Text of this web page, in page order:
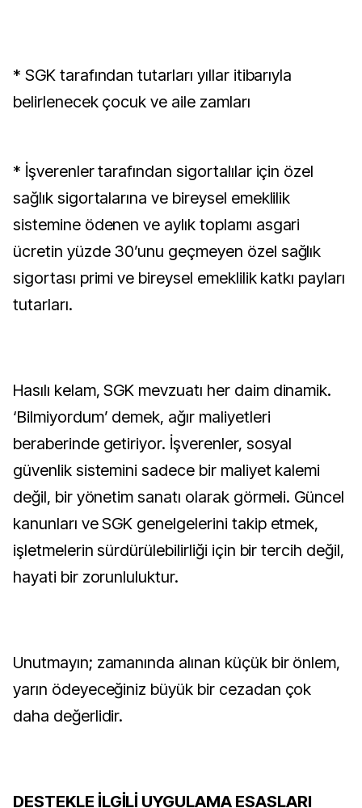
* SGK tarafından tutarları yıllar itibarıyla
belirlenecek çocuk ve aile zamları
* İşverenler tarafından sigortalılar için özel
sağlık sigortalarına ve bireysel emeklilik
sistemine ödenen ve aylık toplamı asgari
ücretin yüzde 30’unu geçmeyen özel sağlık
sigortası primi ve bireysel emeklilik katkı payları
tutarları.
Hasılı kelam, SGK mevzuatı her daim dinamik.
‘Bilmiyordum’ demek, ağır maliyetleri
beraberinde getiriyor. İşverenler, sosyal
güvenlik sistemini sadece bir maliyet kalemi
değil, bir yönetim sanatı olarak görmeli. Güncel
kanunları ve SGK genelgelerini takip etmek,
işletmelerin sürdürülebilirliği için bir tercih değil,
hayati bir zorunluluktur.
Unutmayın; zamanında alınan küçük bir önlem,
yarın ödeyeceğiniz büyük bir cezadan çok
daha değerlidir.
DESTEKLE İLGİLİ UYGULAMA ESASLARI